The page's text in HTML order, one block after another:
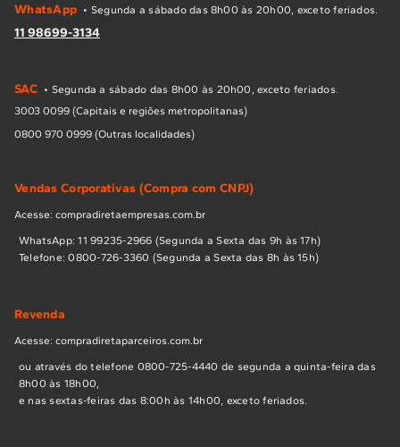
WhatsApp • Segunda a sábado das 8h00 às 20h00, exceto feriados.
11 98699-3134
SAC • Segunda a sábado das 8h00 às 20h00, exceto feriados.
3003 0099 (Capitais e regiões metropolitanas)
0800 970 0999 (Outras localidades)
Vendas Corporativas (Compra com CNPJ)
Acesse: compradiretaempresas.com.br
WhatsApp: 11 99235-2966 (Segunda a Sexta das 9h às 17h)
Telefone: 0800-726-3360 (Segunda a Sexta das 8h às 15h)
Revenda
Acesse: compradiretaparceiros.com.br
ou através do telefone 0800-725-4440 de segunda a quinta-feira das
8h00 às 18h00,
e nas sextas-feiras das 8:00h às 14h00, exceto feriados.